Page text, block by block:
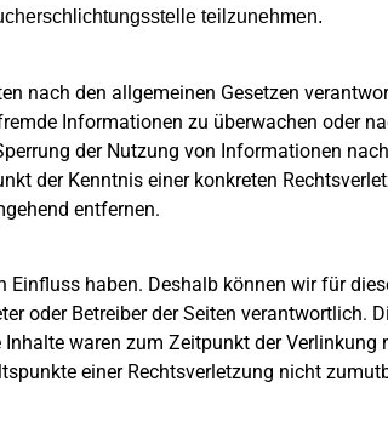
teilzunehmen.
nach den allgemeinen Gesetzen
Informationen zu überwachen oder
der Nutzung von Informationen
der Kenntnis einer konkreten
entfernen.
haben. Deshalb können wir für
oder Betreiber der Seiten verantwortlich.
waren zum Zeitpunkt der Verlinkung
einer Rechtsverletzung nicht